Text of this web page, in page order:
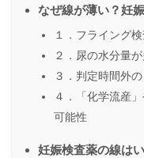
なぜ線が薄い？妊
１．フライング
２．尿の水分量
３．判定時間外の
４．「化学流産
可能性
妊娠検査薬の線は